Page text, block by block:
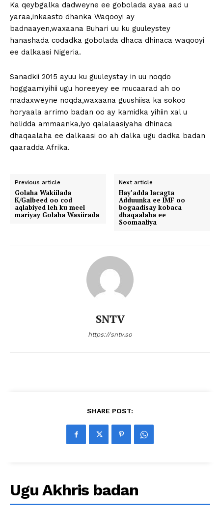
Ka qeybgalka dadweyne ee gobolada ayaa aad u
yaraa,inkaasto dhanka Waqooyi ay
badnaayen,waxaana Buhari uu ku guuleystey
hanashada codadka gobolada dhaca dhinaca waqooyi
ee dalkaasi Nigeria.
Sanadkii 2015 ayuu ku guuleystay in uu noqdo
hoggaamiyihii ugu horeeyey ee mucaarad ah oo
madaxweyne noqda,waxaana guushiisa ka sokoo
horyaala arrimo badan oo ay kamidka yihiin xal u
helidda ammaanka,iyo qalalaasiyaha dhinaca
dhaqaalaha ee dalkaasi oo ah dalka ugu dadka badan
qaaradda Afrika.
Previous article
Golaha Wakiilada
K/Galbeed oo cod
aqlabiyed leh ku meel
mariyay Golaha Wasiirada
Next article
Hay’adda lacagta
Adduunka ee IMF oo
bogaadisay kobaca
dhaqaalaha ee
Soomaaliya
SNTV
https://sntv.so
SHARE POST:
Ugu Akhris badan